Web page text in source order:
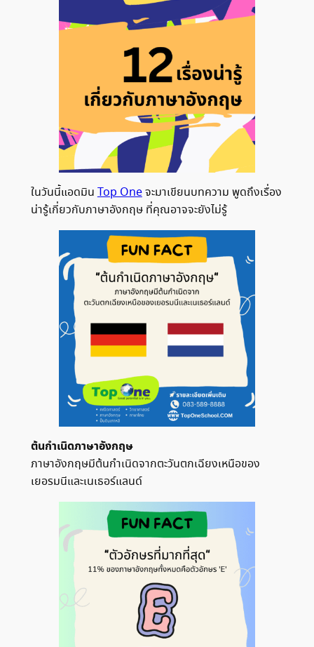
ในวันนี้แอดมินTop Oneจะมาเขียนบทความ พูดถึงเรื่อง
น่ารู้เกี่ยวกับภาษาอังกฤษ ที่คุณอาจจะยังไม่รู้
ต้นกำเนิดภาษาอังกฤษ
ภาษาอังกฤษมีต้นกำเนิดจากตะวันตกเฉียงเหนือของ
เยอรมนีและเนเธอร์แลนด์